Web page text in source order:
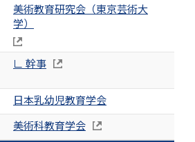
美術教育研究会（東京芸術大
学）
∟ 幹事
日本乳幼児教育学会
美術科教育学会